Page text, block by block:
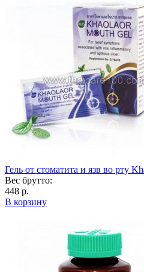
Гель от стоматита и язв во рту
Вес брутто:
448 р.
В корзину